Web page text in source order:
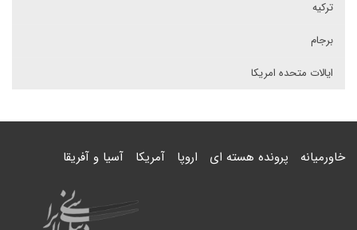
ترکیه
برجام
ایالات متحده امریکا
خاورمیانه پرونده هسته ای اروپا آمریکا آسیا و آفریقا